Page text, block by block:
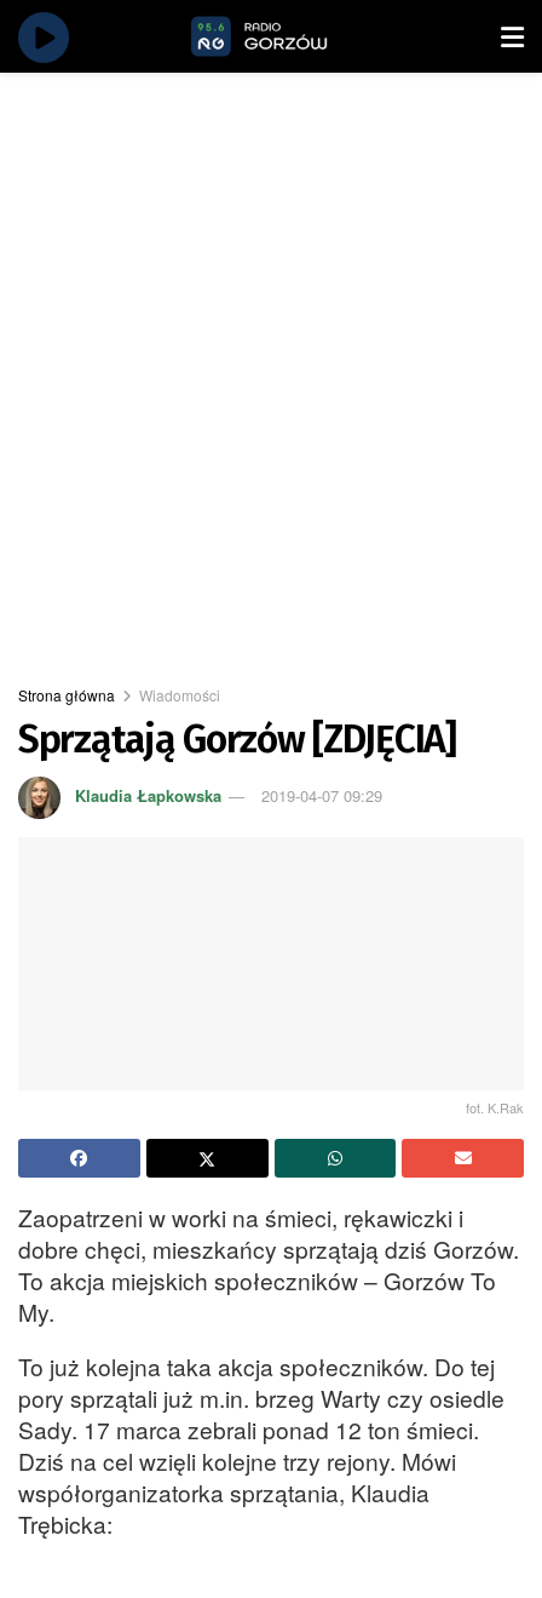
Strona główna Wiadomości
Sprzątają Gorzów [ZDJĘCIA]
Klaudia Łapkowska 2019-04-07 09:29
fot. K.Rak
Zaopatrzeni w worki na śmieci, rękawiczki i
dobre chęci, mieszkańcy sprzątają dziś Gorzów.
To akcja miejskich społeczników – Gorzów To
My.
To już kolejna taka akcja społeczników. Do tej
pory sprzątali już m.in. brzeg Warty czy osiedle
Sady. 17 marca zebrali ponad 12 ton śmieci.
Dziś na cel wzięli kolejne trzy rejony. Mówi
współorganizatorka sprzątania, Klaudia
Trębicka: